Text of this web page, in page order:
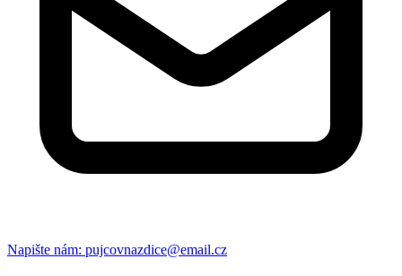
Napište nám: pujcovnazdice@email.cz